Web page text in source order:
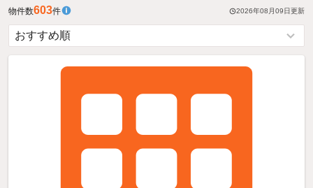
物件数603件 2026年08月09日更新